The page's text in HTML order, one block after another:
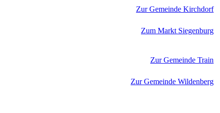
Zur Gemeinde Kirchdorf
Zum Markt Siegenburg
Zur Gemeinde Train
Zur Gemeinde Wildenberg